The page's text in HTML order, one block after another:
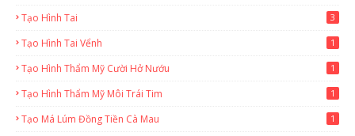
Tạo Hình Tai 3
Tạo Hình Tai Vểnh 1
Tạo Hình Thẩm Mỹ Cười Hở Nướu 1
Tạo Hình Thẩm Mỹ Môi Trái Tim 1
Tạo Má Lúm Đồng Tiền Cà Mau 1